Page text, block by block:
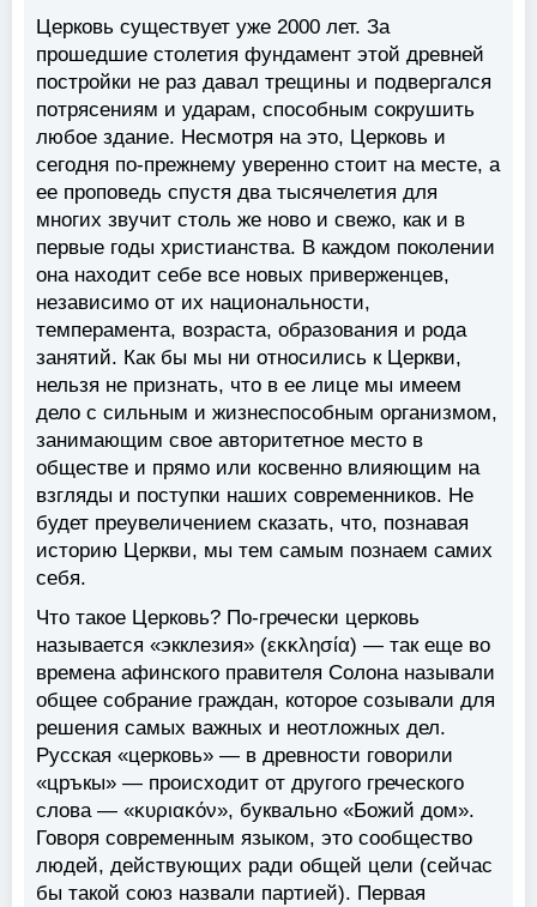
Церковь существует уже 2000 лет. За
прошедшие столетия фундамент этой древней
постройки не раз давал трещины и подвергался
потрясениям и ударам, способным сокрушить
любое здание. Несмотря на это, Церковь и
сегодня по-прежнему уверенно стоит на месте, а
ее проповедь спустя два тысячелетия для
многих звучит столь же ново и свежо, как и в
первые годы христианства. В каждом поколении
она находит себе все новых приверженцев,
независимо от их национальности,
темперамента, возраста, образования и рода
занятий. Как бы мы ни относились к Церкви,
нельзя не признать, что в ее лице мы имеем
дело с сильным и жизнеспособным организмом,
занимающим свое авторитетное место в
обществе и прямо или косвенно влияющим на
взгляды и поступки наших современников. Не
будет преувеличением сказать, что, познавая
историю Церкви, мы тем самым познаем самих
себя.
Что такое Церковь? По-гречески церковь
называется «экклезия» (εκκλησία) — так еще во
времена афинского правителя Солона называли
общее собрание граждан, которое созывали для
решения самых важных и неотложных дел.
Русская «церковь» — в древности говорили
«цръкы» — происходит от другого греческого
слова — «κυριακόν», буквально «Божий дом».
Говоря современным языком, это сообщество
людей, действующих ради общей цели (сейчас
бы такой союз назвали партией). Первая